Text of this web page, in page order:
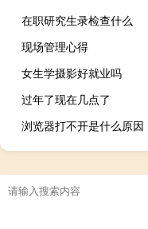
在职研究生录检查什么
现场管理心得
女生学摄影好就业吗
过年了现在几点了